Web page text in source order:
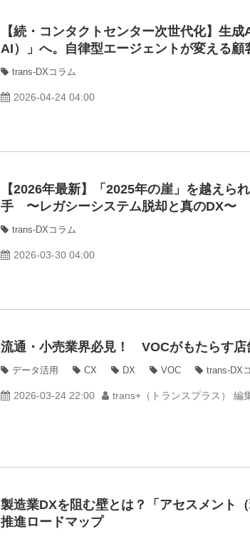
【続・コンタクトセンター次世代化】生
AI）」へ。自律型エージェントが変える顧
trans-DXコラム
2026-04-24 04:00
【2026年最新】「2025年の崖」を越えら
手 〜レガシーシステム脱却と真のDX〜
trans-DXコラム
2026-03-30 04:00
流通・小売業界必見！ VOCがもたらす店
データ活用 CX DX VOC trans-DX
2026-03-24 22:00 trans+（トランスプラス） 編
製造業DXを阻む壁とは？「アセスメント
推進ロードマップ